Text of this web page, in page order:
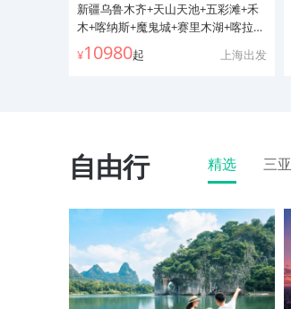
新疆乌鲁木齐+天山天池+五彩滩+禾
木+喀纳斯+魔鬼城+赛里木湖+喀拉峻
+那拉提+独库公路双飞10日跟团游●
春秋自组纯玩团+独库精华北段+阿禾
¥10980起 上海出发
自由行 精选 三亚